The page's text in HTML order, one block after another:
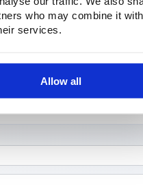
who may combine it with
services.
Allow all
+31
nemen dan zo snel